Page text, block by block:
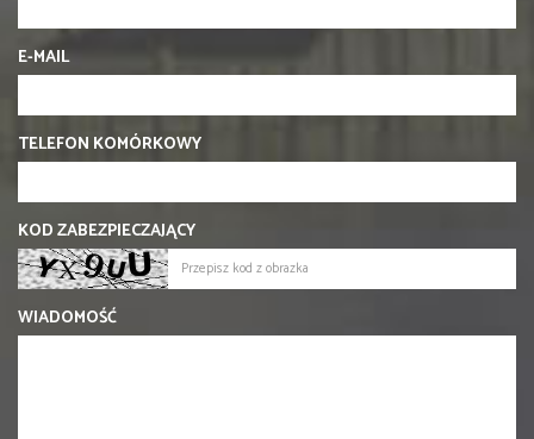
E-MAIL
TELEFON KOMÓRKOWY
KOD ZABEZPIECZAJĄCY
WIADOMOŚĆ